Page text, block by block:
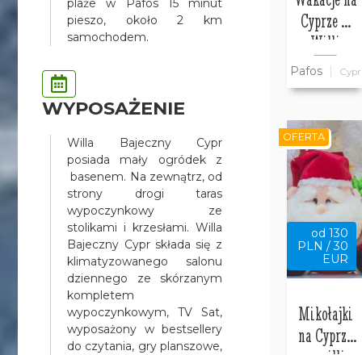
plaże w Pafos 15 minut
pieszo, około 2 km
samochodem.
WYPOSAŻENIE
Willa Bajeczny Cypr
posiada mały ogródek z
basenem. Na zewnątrz, od
strony drogi taras
wypoczynkowy ze
stolikami i krzesłami. Willa
Bajeczny Cypr składa się z
klimatyzowanego salonu
dziennego ze skórzanym
kompletem
wypoczynkowym, TV Sat,
wyposażony w bestsellery
do czytania, gry planszowe,
Cyprze w
Willi
Bajeczny
Cypr
Pafos Cypr
od 130
PLN / 30
EUR
Mikołajki
na Cyprze
OFERTA